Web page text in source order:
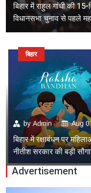
बिहार में राहुल गांधी की
विधानसभा चुनाव से पहले
by Admin Aug
बिहार में रक्षाबंधन पर
नीतीश सरकार की बड़ी
बिहार
Advertisement